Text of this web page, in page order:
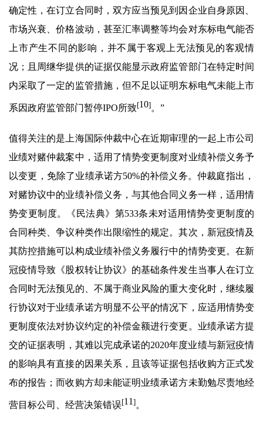
确定性，在订立合同时，双方应当预见到因企业自身原因、
市场兴衰、价格波动，甚至汇率调整等均会对东标电气能否
上市产生不同的影响，并不属于客观上无法预见的客观情
况；且周继华提供的证据仅能显示政府监管部门在特定时间
内采取了一定的监管措施，但不足以证明东标电气未能上市
系因政府监管部门暂停IPO所致[10]。”
值得关注的是上海国际仲裁中心在近期审理的一起上市公司
业绩对赌仲裁案中，适用了情势变更制度对业绩补偿义务予
以变更，免除了业绩承诺方50%的补偿义务。仲裁庭指出，
对赌协议中的业绩补偿义务，与其他合同义务一样，适用情
势变更制度。《民法典》第533条未对适用情势变更制度的
合同种类、争议种类作出限缩性的规定。其次，新冠疫情及
其防控措施可以构成业绩补偿义务履行中的情势变更。在新
冠疫情导致《股权转让协议》的基础条件发生当事人在订立
合同时无法预见的、不属于商业风险的重大变化时，继续履
行协议对于业绩承诺方明显不公平的情况下，应适用情势变
更制度依法对协议约定的补偿金额进行变更。业绩承诺方提
交的证据表明，其难以完成承诺的2020年度业绩与新冠疫情
的影响具有直接的因果关系，且该等证据包括收购方正式发
布的报告；而收购方却未能证明业绩承诺方未勤勉尽责地经
营目标公司、经营决策错误[11 ]。